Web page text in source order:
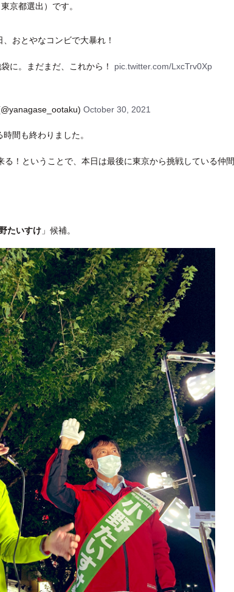
京都選出）です。
おとやなコンビで大暴れ！
に。まだまだ、これから！ pic.twitter.com/LxcTrv0Xp
October 30, 2021
間も終わりました。
る！ということで、本日は最後に東京から挑戦している仲間
たいすけ 」候補。